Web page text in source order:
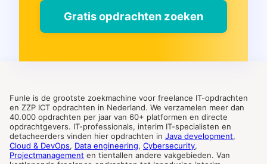
Gratis opdrachten zoeken
Funle is de grootste zoekmachine voor freelance IT-opdrachten
en ZZP ICT opdrachten in Nederland. We verzamelen meer dan
40.000 opdrachten per jaar van 60+ platformen en directe
opdrachtgevers. IT-professionals, interim IT-specialisten en
detacheerders vinden hier opdrachten in Java development,
Cloud & DevOps, Data engineering, Cybersecurity,
Projectmanagement en tientallen andere vakgebieden. Van